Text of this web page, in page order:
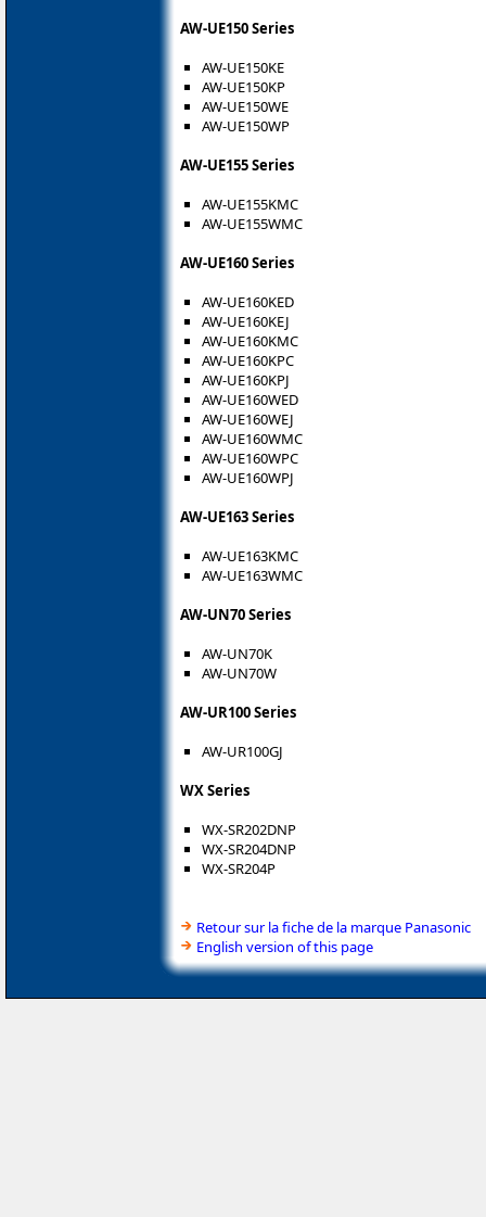
AW-UE150 Series
AW-UE150KE
AW-UE150KP
AW-UE150WE
AW-UE150WP
AW-UE155 Series
AW-UE155KMC
AW-UE155WMC
AW-UE160 Series
AW-UE160KED
AW-UE160KEJ
AW-UE160KMC
AW-UE160KPC
AW-UE160KPJ
AW-UE160WED
AW-UE160WEJ
AW-UE160WMC
AW-UE160WPC
AW-UE160WPJ
AW-UE163 Series
AW-UE163KMC
AW-UE163WMC
AW-UN70 Series
AW-UN70K
AW-UN70W
AW-UR100 Series
AW-UR100GJ
WX Series
WX-SR202DNP
WX-SR204DNP
WX-SR204P
Retour sur la fiche de la marque Panasonic
English version of this page